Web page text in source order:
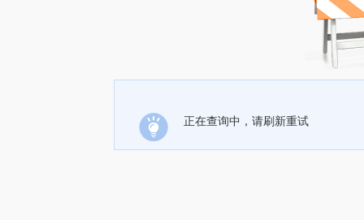
正在查询中，请刷新重试